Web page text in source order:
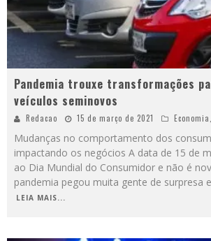
Pandemia trouxe transformações
veículos seminovos
Redacao 15 de março de 2021 Economia,
Mudanças no comportamento dos
impactando os negócios A data de 15 de
ao Dia Mundial do Consumidor e não é
pandemia pegou muita gente de surpresa
LEIA MAIS...